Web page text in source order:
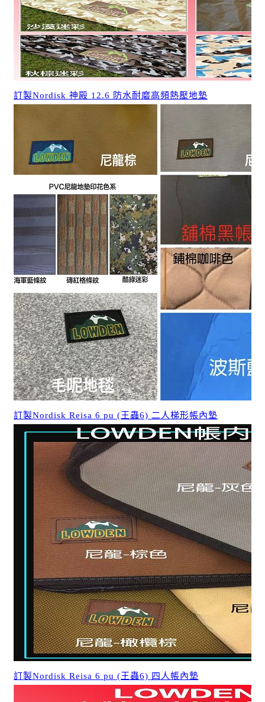
訂製Nordisk 神殿 12.6 防水耐磨高頻熱壓地墊
訂製Nordisk Reisa 6 pu (王蟲6) 二人梯形帳內墊
訂製Nordisk Reisa 6 pu (王蟲6) 四人帳內墊